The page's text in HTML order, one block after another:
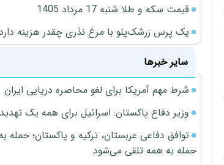
قیمت سکه و طلا شنبه 17 مرداد 1405
یک پرس زرشک‌پلو با مرغ نذری چقدر هزینه
سایر خبرها
شرط مهم آمریکا برای لغو محاصره دریایی ایران
وزیر دفاع پاکستان: اسرائیل برای همه یک
توافق دفاعی عربستان، ترکیه و پاکستان؛ حمله
حمله به همه تلقی می‌شود